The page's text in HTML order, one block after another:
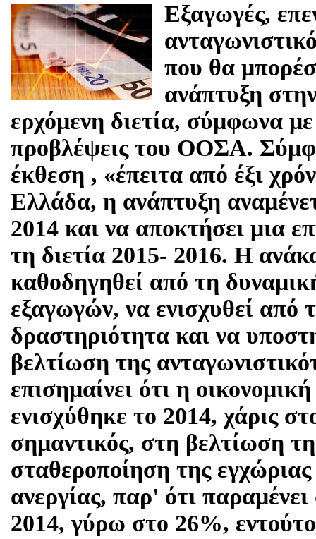
Εξαγωγές,
που θα
ανάπτυξη
ερχόμενη διετία, σύμφωνα με
προβλέψεις του ΟΟΣΑ.
έκθεση , «έπειτα από έξι
Ελλάδα, η ανάπτυξη
2014 και να αποκτήσει μια
τη διετία 2015- 2016. Η
καθοδηγηθεί από τη
εξαγωγών, να ενισχυθεί από
δραστηριότητα και να
βελτίωση της
επισημαίνει ότι η
ενισχύθηκε το 2014, χάρις
σημαντικός, στη βελτίωση
σταθεροποίηση της
ανεργίας, παρ' ότι
2014, γύρω στο 26%,